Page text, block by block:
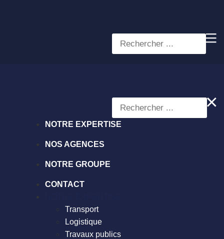
NOTRE EXPERTISE
NOS AGENCES
NOTRE GROUPE
CONTACT
Transport
Logistique
Travaux publics